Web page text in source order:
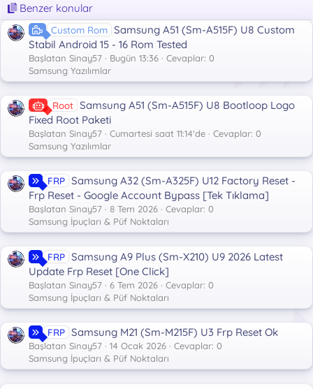
i
l
Benzer konular
Custom Rom Samsung A51 (Sm-A515F) U8 Custom
Stabil Android 15 - 16 Rom Tested
Başlatan Sinay57 Bugün 13:36
Cevaplar: 0
Samsung Yazılımlar
Root Samsung A51 (Sm-A515F) U8 Bootloop Logo
Fixed Root Paketi
Başlatan Sinay57 Cumartesi saat 11:14'de
Cevaplar: 0
Samsung Yazılımlar
FRP Samsung A32 (Sm-A325F) U12 Factory Reset -
Frp Reset - Google Account Bypass [Tek Tıklama]
Başlatan Sinay57 8 Tem 2026
Cevaplar: 0
Samsung İpuçları & Püf Noktaları
FRP Samsung A9 Plus (Sm-X210) U9 2026 Latest
Update Frp Reset [One Click]
Başlatan Sinay57 6 Tem 2026
Cevaplar: 0
Samsung İpuçları & Püf Noktaları
FRP Samsung M21 (Sm-M215F) U3 Frp Reset Ok
Başlatan Sinay57 14 Ocak 2026
Cevaplar: 0
Samsung İpuçları & Püf Noktaları